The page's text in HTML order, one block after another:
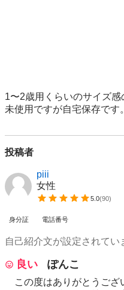
1〜2歳用くらいのサイズ感
未使用ですが自宅保存です。
投稿者
piii
女性
5.0(90)
身分証 電話番号
自己紹介文が設定されてい
良い ぽんこ
この度はありがとうござ